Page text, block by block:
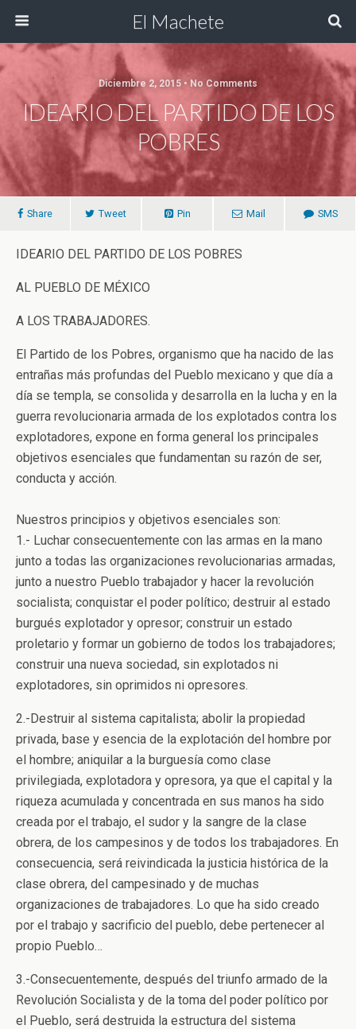
El Machete
Diciembre 2, 2015 • No Comments
IDEARIO DEL PARTIDO DE LOS
POBRES
Share Tweet Pin Mail SMS
IDEARIO DEL PARTIDO DE LOS POBRES
AL PUEBLO DE MÉXICO
A LOS TRABAJADORES.
El Partido de los Pobres, organismo que ha nacido de las
entrañas más profundas del Pueblo mexicano y que día a
día se templa, se consolida y desarrolla en la lucha y en la
guerra revolucionaria armada de los explotados contra los
explotadores, expone en forma general los principales
objetivos esenciales que fundamentan su razón de ser,
conducta y acción.
Nuestros principios y objetivos esenciales son:
1.- Luchar consecuentemente con las armas en la mano
junto a todas las organizaciones revolucionarias armadas,
junto a nuestro Pueblo trabajador y hacer la revolución
socialista; conquistar el poder político; destruir al estado
burgués explotador y opresor; construir un estado
proletario y formar un gobierno de todos los trabajadores;
construir una nueva sociedad, sin explotados ni
explotadores, sin oprimidos ni opresores.
2.-Destruir al sistema capitalista; abolir la propiedad
privada, base y esencia de la explotación del hombre por
el hombre; aniquilar a la burguesía como clase
privilegiada, explotadora y opresora, ya que el capital y la
riqueza acumulada y concentrada en sus manos ha sido
creada por el trabajo, el sudor y la sangre de la clase
obrera, de los campesinos y de todos los trabajadores. En
consecuencia, será reivindicada la justicia histórica de la
clase obrera, del campesinado y de muchas
organizaciones de trabajadores. Lo que ha sido creado
por el trabajo y sacrificio del pueblo, debe pertenecer al
propio Pueblo…
3.-Consecuentemente, después del triunfo armado de la
Revolución Socialista y de la toma del poder político por
el Pueblo, será destruida la estructura del sistema